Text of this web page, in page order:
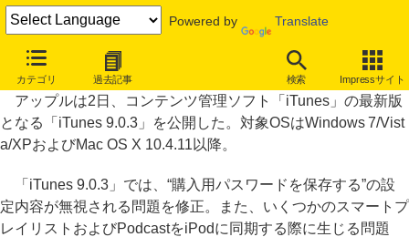
Powered by Translate
カテゴリ 過去記事 検索 Impressサイト
「iTunes 9.0.3」公開、購入用パスワード保存の問題などを修正
アップルは2日、コンテンツ管理ソフト「iTunes」の最新版
となる「iTunes 9.0.3」を公開した。対象OSはWindows 7/Vist
a/XPおよびMac OS X 10.4.11以降。
「iTunes 9.0.3」では、“購入用パスワードを保存する”の設
定内容が無視される問題を修正。また、いくつかのスマートプ
レイリストおよびPodcastをiPodに同期する際に生じる問題